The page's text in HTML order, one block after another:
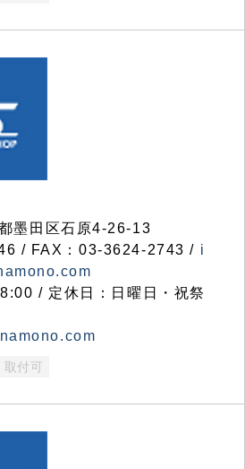
墨田区石原4-26-13
/ FAX：03-3624-2743 / i
/ 定休日：日曜日・祝祭
取付可